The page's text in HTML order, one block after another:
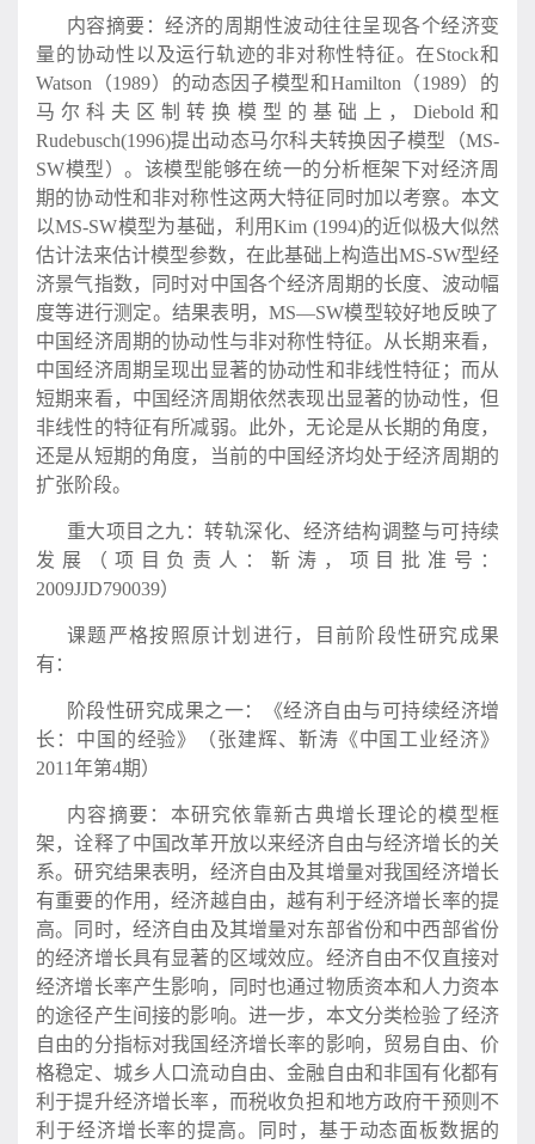
内容摘要：经济的周期性波动往往呈现各个经济变
量的协动性以及运行轨迹的非对称性特征。在Stock和
Watson（1989）的动态因子模型和Hamilton（1989）的
马尔科夫区制转换模型的基础上，Diebold和
Rudebusch(1996)提出动态马尔科夫转换因子模型（MS-
SW模型）。该模型能够在统一的分析框架下对经济周
期的协动性和非对称性这两大特征同时加以考察。本文
以MS-SW模型为基础，利用Kim (1994)的近似极大似然
估计法来估计模型参数，在此基础上构造出MS-SW型经
济景气指数，同时对中国各个经济周期的长度、波动幅
度等进行测定。结果表明，MS—SW模型较好地反映了
中国经济周期的协动性与非对称性特征。从长期来看，
中国经济周期呈现出显著的协动性和非线性特征；而从
短期来看，中国经济周期依然表现出显著的协动性，但
非线性的特征有所减弱。此外，无论是从长期的角度，
还是从短期的角度，当前的中国经济均处于经济周期的
扩张阶段。
重大项目之九：转轨深化、经济结构调整与可持续
发展（项目负责人：靳涛，项目批准号：
2009JJD790039）
课题严格按照原计划进行，目前阶段性研究成果
有：
阶段性研究成果之一：《经济自由与可持续经济增
长：中国的经验》（张建辉、靳涛《中国工业经济》
2011年第4期）
内容摘要：本研究依靠新古典增长理论的模型框
架，诠释了中国改革开放以来经济自由与经济增长的关
系。研究结果表明，经济自由及其增量对我国经济增长
有重要的作用，经济越自由，越有利于经济增长率的提
高。同时，经济自由及其增量对东部省份和中西部省份
的经济增长具有显著的区域效应。经济自由不仅直接对
经济增长率产生影响，同时也通过物质资本和人力资本
的途径产生间接的影响。进一步，本文分类检验了经济
自由的分指标对我国经济增长率的影响，贸易自由、价
格稳定、城乡人口流动自由、金融自由和非国有化都有
利于提升经济增长率，而税收负担和地方政府干预则不
利于经济增长率的提高。同时，基于动态面板数据的